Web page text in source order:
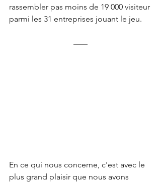
rassembler pas moins de 19 000 visiteur
parmi les 31 entreprises jouant le jeu.
En ce qui nous concerne, c'est avec le
plus grand plaisir que nous avons